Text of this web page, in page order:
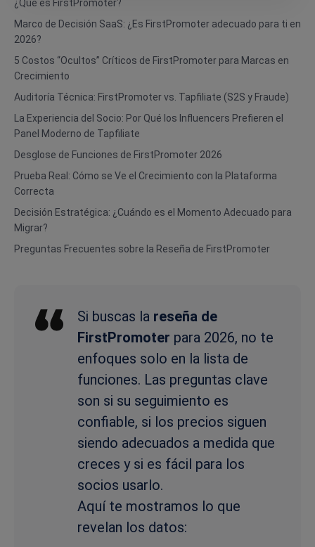
¿Qué es FirstPromoter?
Marco de Decisión SaaS: ¿Es FirstPromoter adecuado para ti en
2026?
5 Costos “Ocultos” Críticos de FirstPromoter para Marcas en
Crecimiento
Auditoría Técnica: FirstPromoter vs. Tapfiliate (S2S y Fraude)
La Experiencia del Socio: Por Qué los Influencers Prefieren el
Panel Moderno de Tapfiliate
Desglose de Funciones de FirstPromoter 2026
Prueba Real: Cómo se Ve el Crecimiento con la Plataforma
Correcta
Decisión Estratégica: ¿Cuándo es el Momento Adecuado para
Migrar?
Preguntas Frecuentes sobre la Reseña de FirstPromoter
Si buscas la reseña de
FirstPromoter para 2026, no te
enfoques solo en la lista de
funciones. Las preguntas clave
son si su seguimiento es
confiable, si los precios siguen
siendo adecuados a medida que
creces y si es fácil para los
socios usarlo.
Aquí te mostramos lo que
revelan los datos: